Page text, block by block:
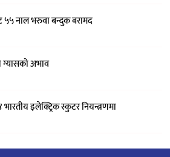
५५ नाल भरुवा बन्दुक बरामद
ग्यासको अभाव
भारतीय इलेक्ट्रिक स्कुटर नियन्त्रणमा